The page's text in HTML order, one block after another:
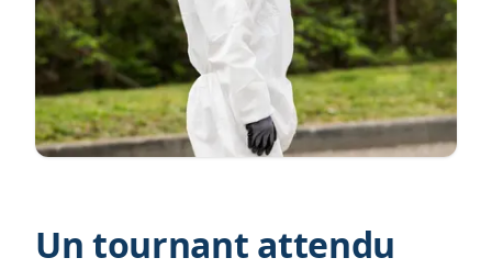
Un tournant attendu